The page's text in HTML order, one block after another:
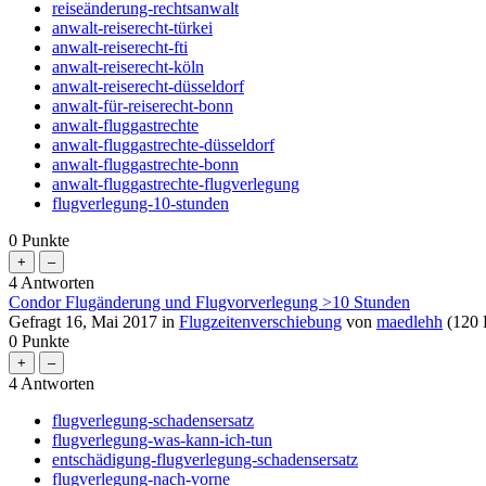
reiseänderung-rechtsanwalt
anwalt-reiserecht-türkei
anwalt-reiserecht-fti
anwalt-reiserecht-köln
anwalt-reiserecht-düsseldorf
anwalt-für-reiserecht-bonn
anwalt-fluggastrechte
anwalt-fluggastrechte-düsseldorf
anwalt-fluggastrechte-bonn
anwalt-fluggastrechte-flugverlegung
flugverlegung-10-stunden
0 Punkte
4 Antworten
Condor Flugänderung und Flugvorverlegung >10 Stunden
Gefragt 16, Mai 2017 in Flugzeitenverschiebung von maedlehh (120
0 Punkte
4 Antworten
flugverlegung-schadensersatz
flugverlegung-was-kann-ich-tun
entschädigung-flugverlegung-schadensersatz
flugverlegung-nach-vorne